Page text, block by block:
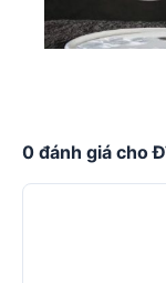
0 đánh giá cho